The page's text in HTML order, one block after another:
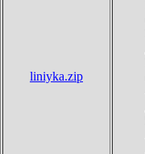
liniyka.zip